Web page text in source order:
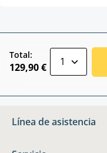
Total:
129,90 €
Línea de asistencia